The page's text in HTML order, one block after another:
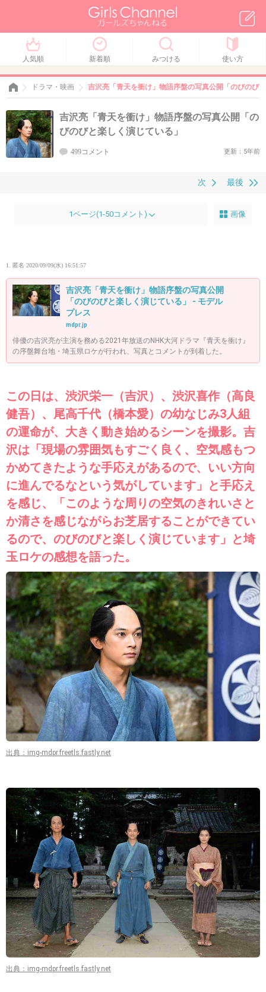
人気順 新着順 みつける 使い方
ドラマ・映画 吉沢亮「青天を衝け」物語序盤の写真公開「のびのび
吉沢亮「青天を衝け」物語序盤の写真公開「の
びのびと楽しく演じている」
499コメント 更新：5年前
最後
次
1ページ(1-50コメント) 画像
1. 匿名 2020/09/09(水) 16:51:57
吉沢亮「青天を衝け」物語序盤の写真公開
「のびのびと楽しく演じている」 - モデル
プレス
mdpr.jp
俳優の吉沢亮が主演を務める2021年放送のNHK大河ドラマ『青天を衝け』
の序盤舞台地・埼玉県ロケが行われ、写真とコメントが到着した。
この日は、渋沢栄一（吉沢）、渋沢喜作（高良
健吾）、尾高千代（橋本愛）の幼なじみ3人組
の運命が、大きく動き始めるシーンを撮影。吉
沢は「現場の雰囲気もすごく良く、空気感もつ
かめてきたような手応えがあるので、いい方向
に進んでるなという気がしています」と手応え
を感じ、「このような周りの空気のきれいさと
か清さを感じながらお芝居することができてい
るので、のびのびと楽しく演じています」と埼
玉ロケの感想を語った。
出典：img-mdpr.freetls.fastly.net
出典：img-mdpr.freetls.fastly.net